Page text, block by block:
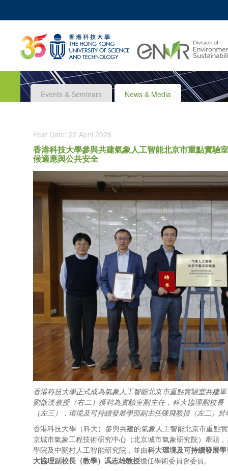
UNIVERSITY NEWS
ACADEMIC
Z
MAP & DIRECTIONS JOBS@HKUST
Events & Seminars News & Media
Post Date: 22 April 2026
香港科技大學參與共建氣象人工智能北京市重點實驗
候適應與公共安全
香港科技大學正式成為氣象人工智能北京市重點實驗室共建
劉啟漢教授（右二）獲聘為實驗室副主任，科大協理副校
（左三），環境及可持續發展學部副主任陳飛教授（左二）
香港科技大學（科大）參與共建的氣象人工智能北京市重點
京城市氣象工程技術研究中心（北京城市氣象研究院）牽頭
學院及中關村人工智能研究院，並由科大環境及可持續發展
大協理副校長（教學）馮志雄教授擔任學術委員會委員。